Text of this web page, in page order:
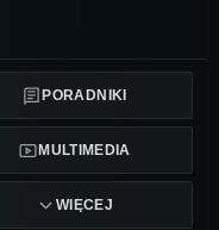
PORADNIKI
MULTIMEDIA
WIĘCEJ